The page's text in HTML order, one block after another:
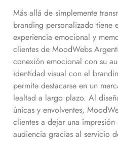
Más allá de simplemente
branding personalizado tiene
experiencia emocional y
clientes de MoodWebs
conexión emocional con su
identidad visual con el
permite destacarse en un
lealtad a largo plazo. Al
únicas y envolventes,
clientes a dejar una
audiencia gracias al servicio